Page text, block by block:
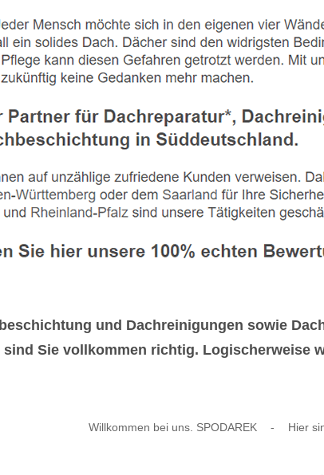
und Dachreinigungen sowie
sind Sie vollkommen richtig. Logischerweise
Willkommen bei uns. SPODAREK - Hier